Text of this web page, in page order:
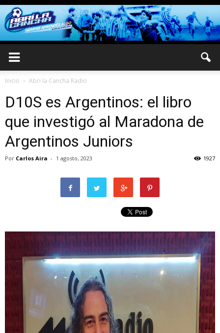
Inicio Abri la Cancha Radio
D10S es Argentinos: el libro
que investigó al Maradona de
Argentinos Juniors
Por Carlos Aira - 1 agosto, 2023 1927